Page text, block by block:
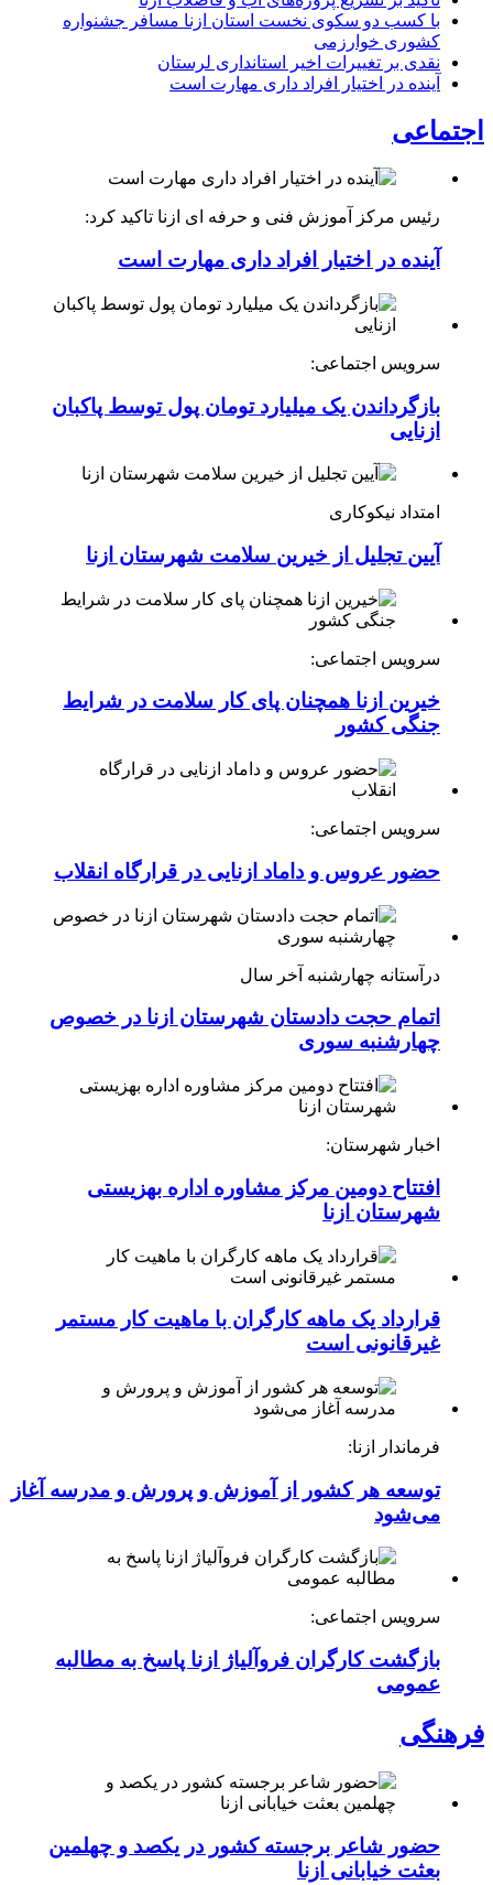
با کسب دو سکوی نخست استان ازنا مسافر جشنواره
کشوری خوارزمی
نقدی بر تغییرات اخیر استانداری لرستان
آینده در اختیار افراد داری مهارت است
اجتماعی
رئیس مرکز آموزش فنی و حرفه ای ازنا تاکید کرد:
آینده در اختیار افراد داری مهارت است
سرویس اجتماعی:
بازگرداندن یک میلیارد تومان پول توسط پاکبان
ازنایی
امتداد نیکوکاری
آیین تجلیل از خیرین سلامت شهرستان ازنا
سرویس اجتماعی:
خیرین ازنا همچنان پای کار سلامت در شرایط
جنگی کشور
سرویس اجتماعی:
حضور عروس و داماد ازنایی در قرارگاه انقلاب
درآستانه چهارشنبه آخر سال
اتمام حجت دادستان شهرستان ازنا در خصوص
چهارشنبه ‌سوری
اخبار شهرستان:
افتتاح دومین مرکز مشاوره اداره بهزیستی
شهرستان ازنا
قرارداد یک ماهه کارگران با ماهیت کار مستمر
غیرقانونی است
فرماندار ازنا:
توسعه هر کشور از آموزش و پرورش و مدرسه آغاز
می‌شود
سرویس اجتماعی:
بازگشت کارگران فروآلیاژ ازنا پاسخ به مطالبه
عمومی
فرهنگی
حضور شاعر برجسته کشور در یکصد و چهلمین
بعثت خیابانی ازنا